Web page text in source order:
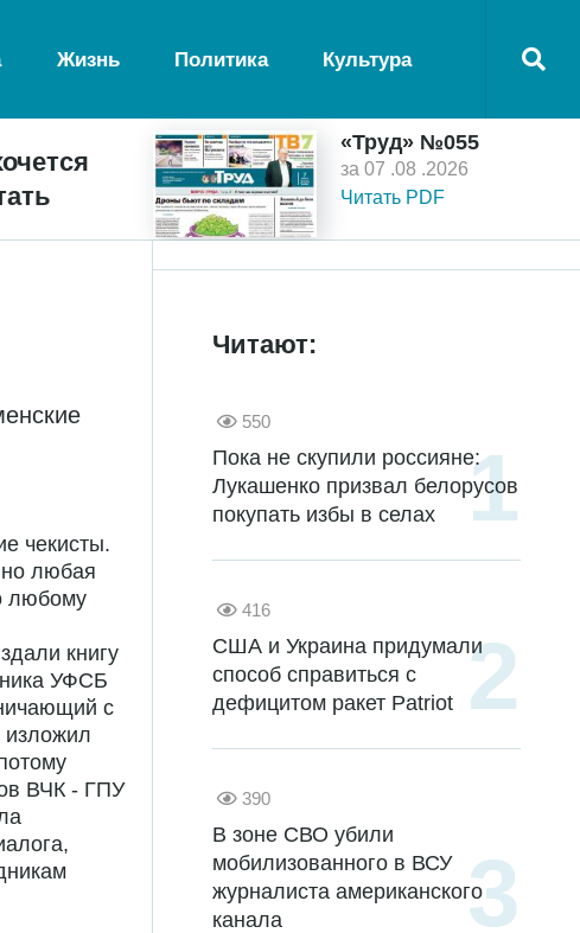
Жизнь Политика Культура
«Труд» №055
за 07 .08 .2026
Читать PDF
чекисты.
любая
любому
книгу
УФСБ
с
изложил
ВЧК - ГПУ
Читают:
550
Пока не скупили россияне:
Лукашенко призвал белорусов
покупать избы в селах
416
США и Украина придумали
способ справиться с
дефицитом ракет Patriot
390
В зоне СВО убили
мобилизованного в ВСУ
журналиста американского
канала